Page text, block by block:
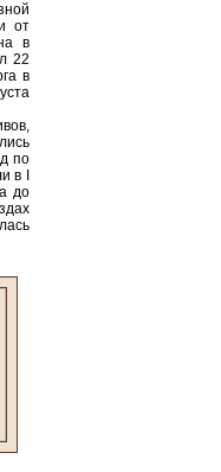
от
в
22
в
по
в I
до